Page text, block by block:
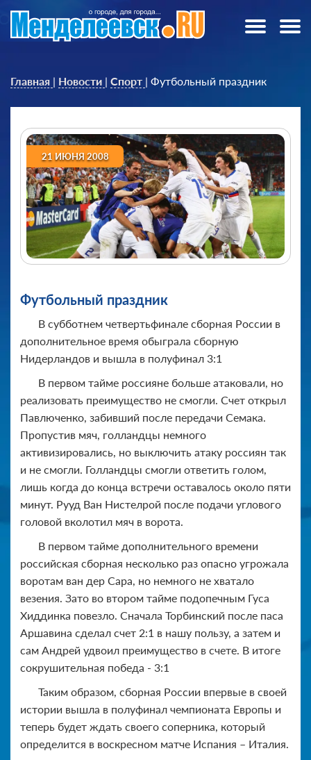
Главная | Новости | Спорт | Футбольный праздник
21 ИЮНЯ 2008
Футбольный праздник
В субботнем четвертьфинале сборная России в
дополнительное время обыграла сборную
Нидерландов и вышла в полуфинал 3:1
В первом тайме россияне больше атаковали, но
реализовать преимущество не смогли. Счет открыл
Павлюченко, забивший после передачи Семака.
Пропустив мяч, голландцы немного
активизировались, но выключить атаку россиян так
и не смогли. Голландцы смогли ответить голом,
лишь когда до конца встречи оставалось около пяти
минут. Рууд Ван Нистелрой после подачи углового
головой вколотил мяч в ворота.
В первом тайме дополнительного времени
российская сборная несколько раз опасно угрожала
воротам ван дер Сара, но немного не хватало
везения. Зато во втором тайме подопечным Гуса
Хиддинка повезло. Сначала Торбинский после паса
Аршавина сделал счет 2:1 в нашу пользу, а затем и
сам Андрей удвоил преимущество в счете. В итоге
сокрушительная победа - 3:1
Таким образом, сборная России впервые в своей
истории вышла в полуфинал чемпионата Европы и
теперь будет ждать своего соперника, который
определится в воскресном матче Испания – Италия.